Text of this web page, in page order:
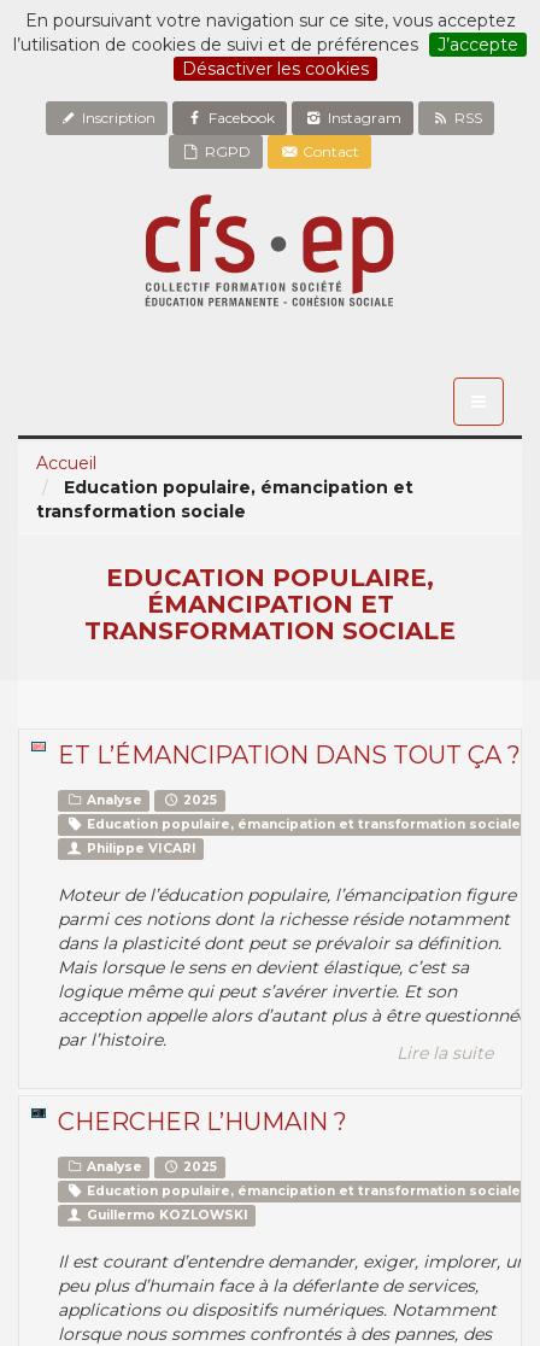
En poursuivant votre navigation sur ce site, vous acceptez
l’utilisation de cookies de suivi et de préférences
J’accepte
Désactiver les cookies
Inscription Facebook Instagram
RSS
RGPD
Contact
Accueil
Education populaire, émancipation et
transformation sociale
EDUCATION POPULAIRE,
ÉMANCIPATION ET
TRANSFORMATION SOCIALE
ET L’ÉMANCIPATION DANS TOUT ÇA ?
Analyse
2025
Education populaire, émancipation et transformation sociale
Philippe VICARI
Moteur de l’éducation populaire, l’émancipation figure
parmi ces notions dont la richesse réside notamment
dans la plasticité dont peut se prévaloir sa définition.
Mais lorsque le sens en devient élastique, c’est sa
logique même qui peut s’avérer invertie. Et son
acception appelle alors d’autant plus à être questionnée
par l’histoire.
Lire la suite
CHERCHER L’HUMAIN ?
Analyse
2025
Education populaire, émancipation et transformation sociale
Guillermo KOZLOWSKI
Il est courant d’entendre demander, exiger, implorer, un
peu plus d’humain face à la déferlante de services,
applications ou dispositifs numériques. Notamment
lorsque nous sommes confrontés à des pannes, des